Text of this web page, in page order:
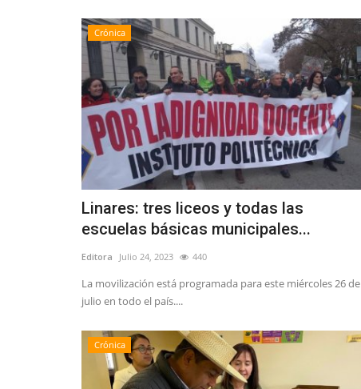
Crónica
Linares: tres liceos y todas las
escuelas básicas municipales...
Editora Julio 24, 2023 440
La movilización está programada para este miércoles 26 de
julio en todo el país....
Crónica